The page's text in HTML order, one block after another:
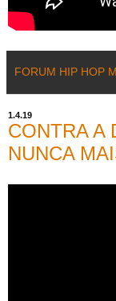
FORUM HIP HOP
1.4.19
CONTRA A
NUNCA